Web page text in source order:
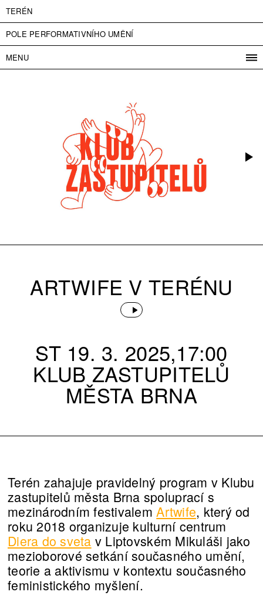
TERÉN
POLE PERFORMATIVNÍHO UMĚNÍ
MENU
ENGLISH
ARTWIFE V TERÉNU
ST 19. 3. 2025,17:00
KLUB ZASTUPITELŮ
MĚSTA BRNA
Terén zahajuje pravidelný program v Klubu
zastupitelů města Brna spoluprací s
mezinárodním festivalemArtwife, který od
roku 2018 organizuje kulturní centrum
Diera do sveta v Liptovském Mikuláši jako
mezioborové setkání současného umění,
teorie a aktivismu v kontextu současného
feministického myšlení.